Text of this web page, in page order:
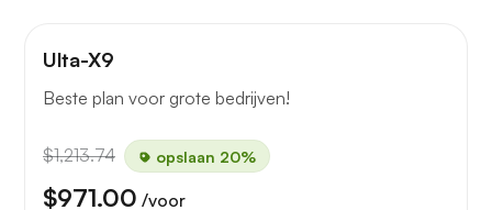
Ulta-X9
Beste plan voor grote bedrijven!
$1,213.74 opslaan 20%
$971.00 /voor